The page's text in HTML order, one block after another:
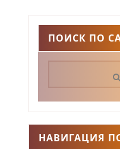
ПОИСК ПО
НАВИГАЦИЯ